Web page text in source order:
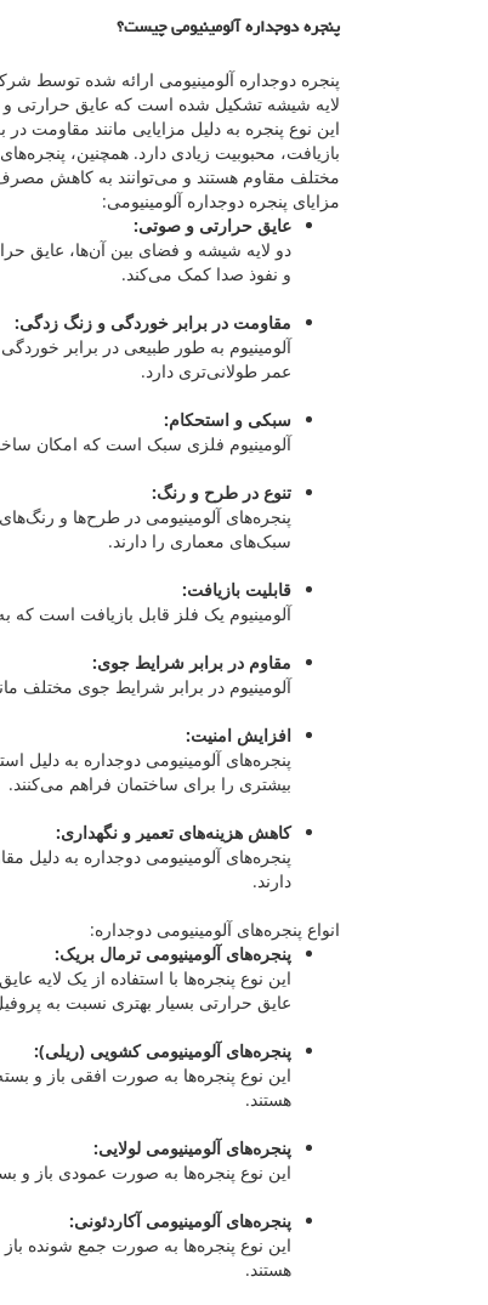
پنجره دوجداره آلومینیومی چیست؟
پنجره دوجداره آلومینیومی ارائه شده توسط
لایه شیشه تشکیل شده است که عایق حرارتی و
این نوع پنجره به دلیل مزایایی مانند مقاومت
بازیافت، محبوبیت زیادی دارد. همچنین،
مختلف مقاوم هستند و می‌توانند به کاهش
مزایای پنجره دوجداره آلومینیومی:
عایق حرارتی و صوتی:
دو لایه شیشه و فضای بین آن‌ها، عایق
و نفوذ صدا کمک می‌کند.
مقاومت در برابر خوردگی و زنگ زدگی:
آلومینیوم به طور طبیعی در برابر
عمر طولانی‌تری دارد.
سبکی و استحکام:
آلومینیوم فلزی سبک است که امکان
تنوع در طرح و رنگ:
پنجره‌های آلومینیومی در طرح‌ها و
سبک‌های معماری را دارند.
قابلیت بازیافت:
آلومینیوم یک فلز قابل بازیافت است
مقاوم در برابر شرایط جوی:
آلومینیوم در برابر شرایط جوی مختلف
افزایش امنیت:
پنجره‌های آلومینیومی دوجداره به دلیل
بیشتری را برای ساختمان فراهم می‌کنند.
کاهش هزینه‌های تعمیر و نگهداری:
پنجره‌های آلومینیومی دوجداره به دلیل
دارند.
انواع پنجره‌های آلومینیومی دوجداره:
پنجره‌های آلومینیومی ترمال بریک:
این نوع پنجره‌ها با استفاده از یک لایه
عایق حرارتی بسیار بهتری نسبت به
پنجره‌های آلومینیومی کشویی (ریلی):
این نوع پنجره‌ها به صورت افقی باز و
هستند.
پنجره‌های آلومینیومی لولایی:
این نوع پنجره‌ها به صورت عمودی باز و
پنجره‌های آلومینیومی آکاردئونی:
این نوع پنجره‌ها به صورت جمع شونده
هستند.